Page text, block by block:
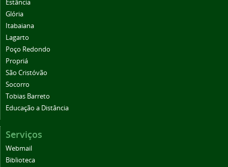
Estância
Glória
Itabaiana
Lagarto
Poço Redondo
Propriá
São Cristóvão
Socorro
Tobias Barreto
Educação a Distância
Serviços
Webmail
Biblioteca